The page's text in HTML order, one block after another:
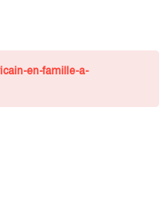
en-famille-a-